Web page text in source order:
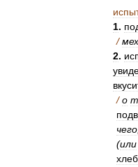
1.
/
2.
/ о
чего
(или